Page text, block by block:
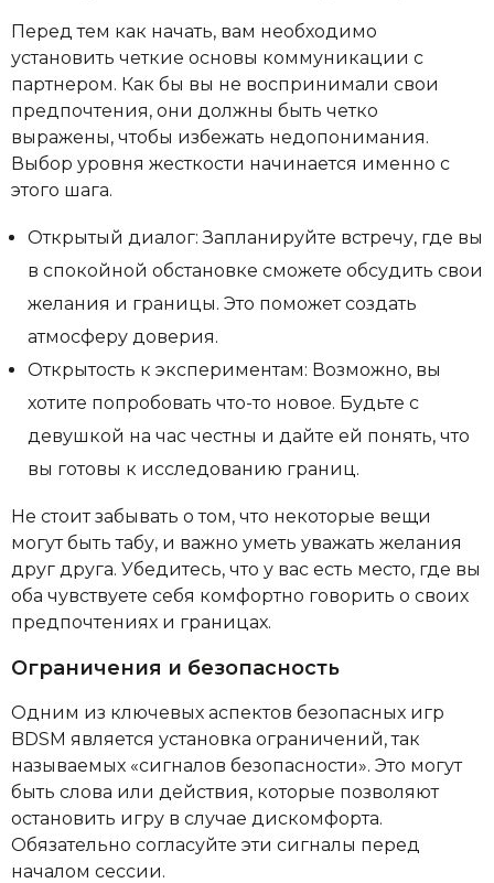
Перед тем как начать, вам необходимо
установить четкие основы коммуникации с
партнером. Как бы вы не воспринимали свои
предпочтения, они должны быть четко
выражены, чтобы избежать недопонимания.
Выбор уровня жесткости начинается именно с
этого шага.
Открытый диалог: Запланируйте встречу, где вы
в спокойной обстановке сможете обсудить свои
желания и границы. Это поможет создать
атмосферу доверия.
Открытость к экспериментам: Возможно, вы
хотите попробовать что-то новое. Будьте с
девушкой на час честны и дайте ей понять, что
вы готовы к исследованию границ.
Не стоит забывать о том, что некоторые вещи
могут быть табу, и важно уметь уважать желания
друг друга. Убедитесь, что у вас есть место, где вы
оба чувствуете себя комфортно говорить о своих
предпочтениях и границах.
Ограничения и безопасность
Одним из ключевых аспектов безопасных игр
BDSM является установка ограничений, так
называемых «сигналов безопасности». Это могут
быть слова или действия, которые позволяют
остановить игру в случае дискомфорта.
Обязательно согласуйте эти сигналы перед
началом сессии.